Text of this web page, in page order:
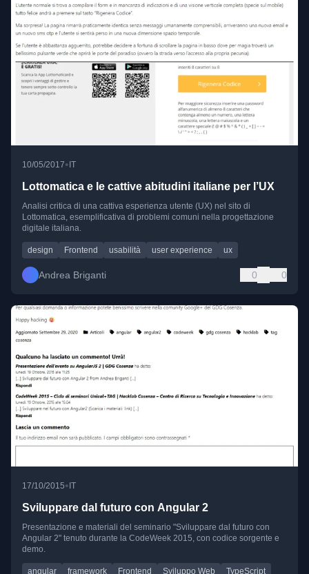
10/05/2017• IT
Lottomatica e le cattive abitudini italiane per l’UX
Analisi critica di una cattiva esperienza utente (UX) nel sito di
Lottomatica, esemplificativa di problemi comuni nella progettazione
digitale italiana.
design Frontend usabilità user experience ux
Andrea Briganti 0 0
17/10/2015• IT
Sviluppare dal futuro con Angular 2
Presentazione e materiali del seminario "Sviluppare dal futuro con
Angular 2" tenuto durante la CodeWeek 2015, con codice sorgente e
demo.
angular framework Frontend Sviluppo Web TypeScript